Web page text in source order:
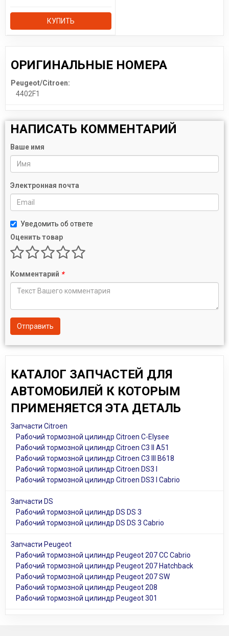
КУПИТЬ
ОРИГИНАЛЬНЫЕ НОМЕРА
Peugeot/Citroen:
4402F1
НАПИСАТЬ КОММЕНТАРИЙ
Ваше имя
Электронная почта
Уведомить об ответе
Оценить товар
Комментарий *
Отправить
КАТАЛОГ ЗАПЧАСТЕЙ ДЛЯ
АВТОМОБИЛЕЙ К КОТОРЫМ
ПРИМЕНЯЕТСЯ ЭТА ДЕТАЛЬ
Запчасти Citroen
Рабочий тормозной цилиндр Citroen C-Elysee
Рабочий тормозной цилиндр Citroen C3 II A51
Рабочий тормозной цилиндр Citroen C3 III B618
Рабочий тормозной цилиндр Citroen DS3 I
Рабочий тормозной цилиндр Citroen DS3 I Cabrio
Запчасти DS
Рабочий тормозной цилиндр DS DS 3
Рабочий тормозной цилиндр DS DS 3 Cabrio
Запчасти Peugeot
Рабочий тормозной цилиндр Peugeot 207 CC Cabrio
Рабочий тормозной цилиндр Peugeot 207 Hatchback
Рабочий тормозной цилиндр Peugeot 207 SW
Рабочий тормозной цилиндр Peugeot 208
Рабочий тормозной цилиндр Peugeot 301